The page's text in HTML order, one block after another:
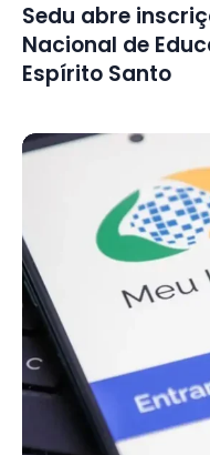
Sedu abre
Nacional de
Espírito Santo